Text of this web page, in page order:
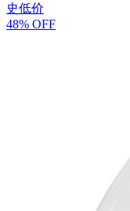
史低价
48% OFF